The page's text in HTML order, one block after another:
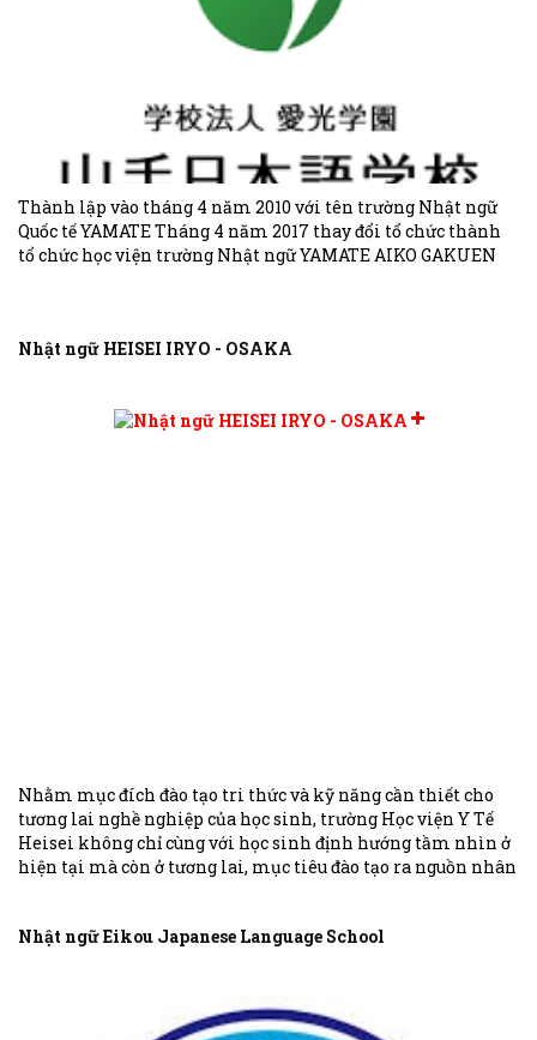
Thành lập vào tháng 4 năm 2010 với tên trường Nhật ngữ
Quốc tế YAMATE Tháng 4 năm 2017 thay đổi tổ chức thành
tổ chức học viện trường Nhật ngữ YAMATE AIKO GAKUEN
Nhật ngữ HEISEI IRYO - OSAKA
Nhằm mục đích đào tạo tri thức và kỹ năng cần thiết cho
tương lai nghề nghiệp của học sinh, trường Học viện Y Tế
Heisei không chỉ cùng với học sinh định hướng tầm nhìn ở
hiện tại mà còn ở tương lai, mục tiêu đào tạo ra nguồn nhân
Nhật ngữ Eikou Japanese Language School